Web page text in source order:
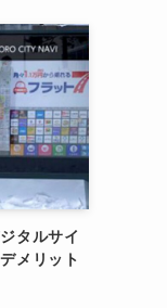
タルサイ
メリット